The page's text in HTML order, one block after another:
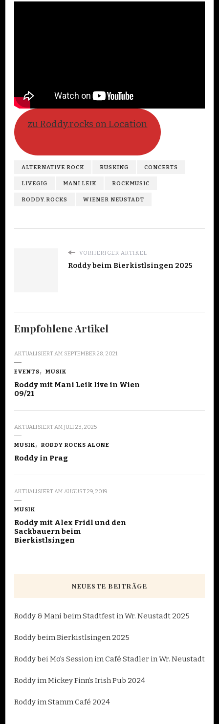
zu Roddy.rocks on Location
ALTERNATIVE ROCK BUSKING CONCERTS
LIVEGIG MANI LEIK ROCKMUSIC
RODDY.ROCKS WIENER NEUSTADT
VORHERIGER ARTIKEL
Roddy beim Bierkistlsingen 2025
Empfohlene Artikel
AKTUALISIERT AM SEPTEMBER 28, 2021
EVENTS MUSIK
Roddy mit Mani Leik live in Wien
09/21
AKTUALISIERT AM JULI 23, 2025
MUSIK RODDY ROCKS ALONE
Roddy in Prag
AKTUALISIERT AM AUGUST 29, 2019
MUSIK
Roddy mit Alex Fridl und den
Sackbauern beim
Bierkistlsingen
NEUESTE BEITRÄGE
Roddy & Mani beim Stadtfest in Wr. Neustadt 2025
Roddy beim Bierkistlsingen 2025
Roddy bei Mo’s Session im Café Stadler in Wr. Neustadt
Roddy im Mickey Finn’s Irish Pub 2024
Roddy im Stamm Café 2024